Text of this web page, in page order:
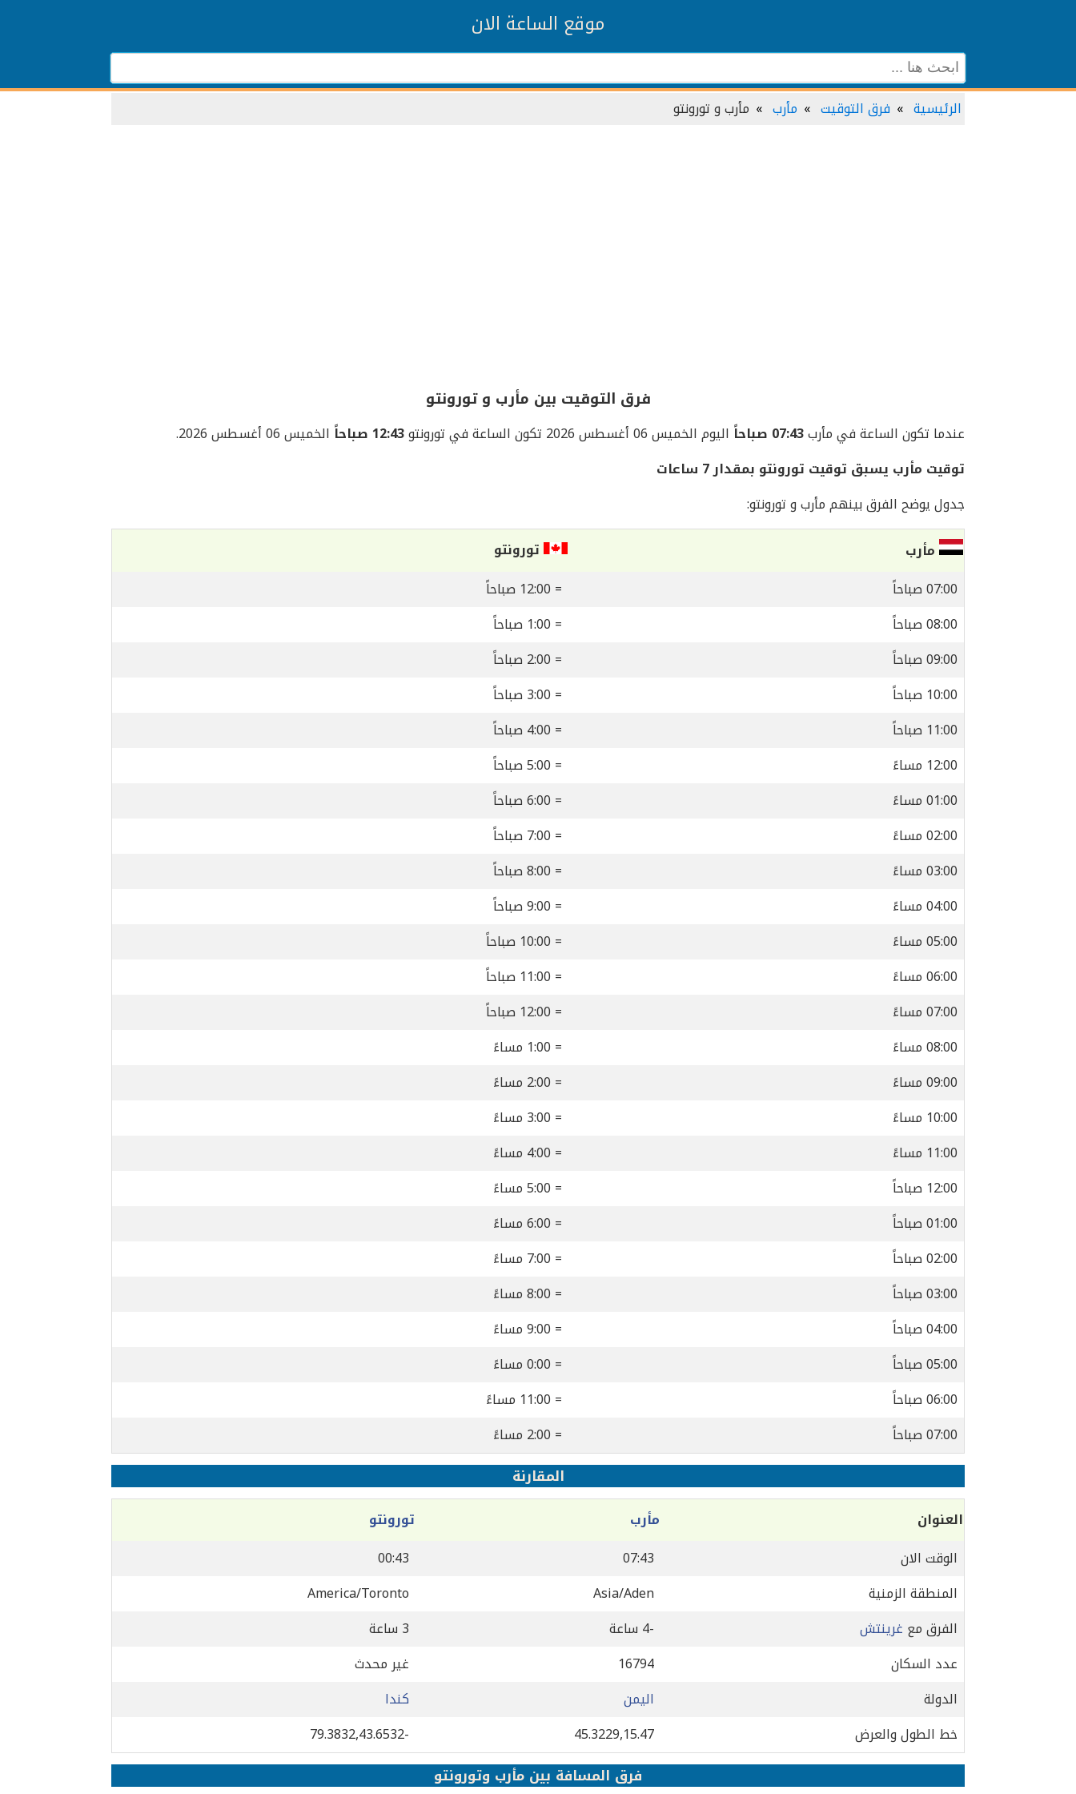
موقع الساعة الان
الرئيسية فرق التوقيت مأرب مأرب و تورونتو
فرق التوقيت بين مأرب و تورونتو
عندما تكون الساعة في مأرب07:43 صباحاً اليوم الخميس 06 أغسطس 2026 تكون الساعة في تورونتو 12:43 صباحاً
الخميس 06 أغسطس 2026.
توقيت مأرب يسبق توقيت تورونتو بمقدار 7 ساعات
جدول يوضح الفرق بينهم مأرب و تورونتو:
مأرب
تورونتو
07:00 صباحاً
= 12:00 صباحاً
08:00 صباحاً
= 1:00 صباحاً
09:00 صباحاً
= 2:00 صباحاً
10:00 صباحاً
= 3:00 صباحاً
11:00 صباحاً
= 4:00 صباحاً
12:00 مساءً
= 5:00 صباحاً
01:00 مساءً
= 6:00 صباحاً
02:00 مساءً
= 7:00 صباحاً
03:00 مساءً
= 8:00 صباحاً
04:00 مساءً
= 9:00 صباحاً
05:00 مساءً
= 10:00 صباحاً
06:00 مساءً
= 11:00 صباحاً
07:00 مساءً
= 12:00 صباحاً
08:00 مساءً
= 1:00 مساءً
09:00 مساءً
= 2:00 مساءً
10:00 مساءً
= 3:00 مساءً
11:00 مساءً
= 4:00 مساءً
12:00 صباحاً
= 5:00 مساءً
01:00 صباحاً
= 6:00 مساءً
02:00 صباحاً
= 7:00 مساءً
03:00 صباحاً
= 8:00 مساءً
04:00 صباحاً
= 9:00 مساءً
05:00 صباحاً
= 0:00 مساءً
06:00 صباحاً
= 11:00 مساءً
07:00 صباحاً
= 2:00 مساءً
المقارنة
العنوان مأرب
تورونتو
الوقت الان
07:43
00:43
المنطقة الزمنية
Asia/Aden
America/Toronto
الفرق مع غرينتش -4 ساعة
3 ساعة
عدد السكان
16794
غير محدث
الدولة
اليمن
كندا
خط الطول والعرض
45.3229,15.47
-79.3832,43.6532
فرق المسافة بين مأرب وتورونتو